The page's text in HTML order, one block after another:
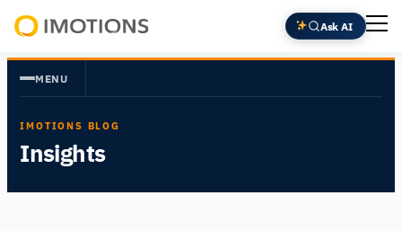
内
容
を
ス
ッ
Insight
Ask AI
MENU
IMOTIONS BLOG
Insights